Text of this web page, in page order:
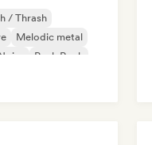
/ Thrash
Melodic metal
Punk Rock